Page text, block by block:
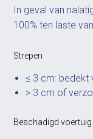
In geval van
100% ten laste
Strepen
≤ 3 cm: bedekt
> 3 cm of
Beschadigd